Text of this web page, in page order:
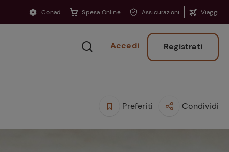
Conad Spesa Online Assicurazioni Viaggi
Accedi Registrati
Preferiti Condividi